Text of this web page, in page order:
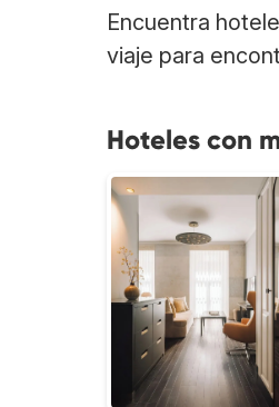
Encuentra
viaje para
Hoteles con